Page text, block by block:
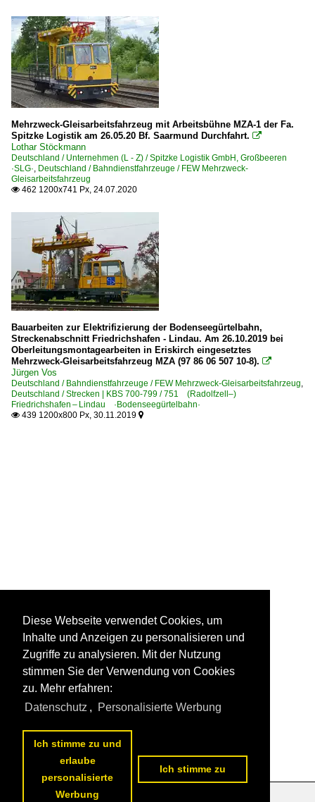
Mehrzweck-Gleisarbeitsfahrzeug mit Arbeitsbühne MZA-1 der Fa.
Spitzke Logistik am 26.05.20 Bf. Saarmund Durchfahrt. 
Lothar Stöckmann
Deutschland / Unternehmen (L - Z) / Spitzke Logistik GmbH, Großbeeren
·SLG·, Deutschland / Bahndienstfahrzeuge / FEW Mehrzweck-
Gleisarbeitsfahrzeug
 462 1200x741 Px, 24.07.2020
Bauarbeiten zur Elektrifizierung der Bodenseegürtelbahn,
Streckenabschnitt Friedrichshafen - Lindau. Am 26.10.2019 bei
Oberleitungsmontagearbeiten in Eriskirch eingesetztes
Mehrzweck-Gleisarbeitsfahrzeug MZA (97 86 06 507 10-8). 
Jürgen Vos
Deutschland / Bahndienstfahrzeuge / FEW Mehrzweck-Gleisarbeitsfahrzeug,
Deutschland / Strecken | KBS 700-799 / 751 (Radolfzell–)
Friedrichshafen – Lindau ·Bodenseegürtelbahn·
 439 1200x800 Px, 30.11.2019 
Diese Webseite verwendet Cookies, um
Inhalte und Anzeigen zu personalisieren und
Zugriffe zu analysieren. Mit der Nutzung
stimmen Sie der Verwendung von Cookies
zu. Mehr erfahren:
Datenschutz , Personalisierte Werbung
Ich stimme zu und
erlaube
personalisierte
Werbung
Ich stimme zu